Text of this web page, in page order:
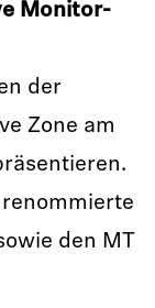
Monitor-
der
Zone am
den MT